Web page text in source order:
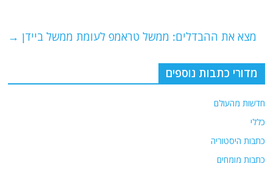
k
מצא את ההבדלים: ממשל טראמפ לעומת ממשל ביידן →
מדורי כתבות נוספים
חדשות מהעולם
כללי
כתבות היסטוריה
כתבות מומחים